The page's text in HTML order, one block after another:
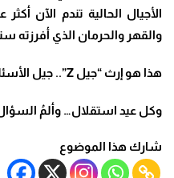
الأجيال الحالية تندم الآن
والقهر والحرمان الذي أفرزته
هذا هو إرث “جيل .. جيل
وكل عيد استقلال… وألمُ
شارك هذا الموضوع